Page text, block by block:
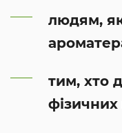
людям,
тим, хто